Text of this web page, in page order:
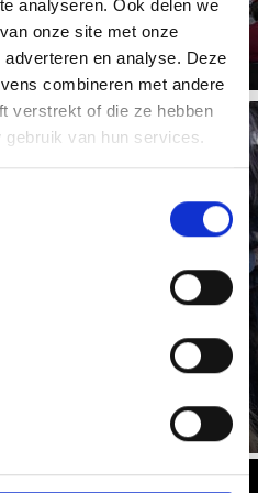
analyseren. Ook delen we
onze site met onze
en analyse. Deze
combineren met andere
verstrekt of die ze hebben
van hun services.
een dag voor St. Nicolaas,